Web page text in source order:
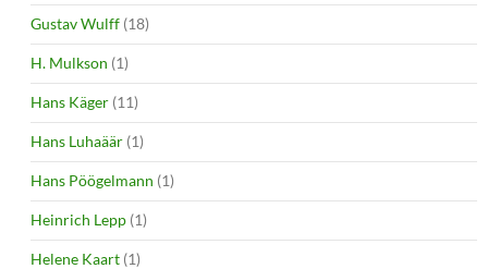
Gustav Wulff (18)
H. Mulkson (1)
Hans Käger (11)
Hans Luhaäär (1)
Hans Pöögelmann (1)
Heinrich Lepp (1)
Helene Kaart (1)